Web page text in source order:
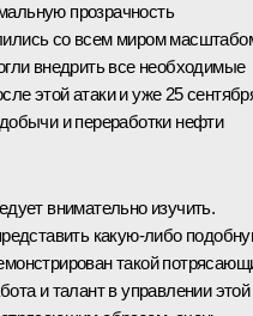
прозрачность
со всем миром
внедрить все необходимые
этой атаки и уже 25
и переработки нефти
внимательно изучить.
какую‑либо
такой
и талант в управлении этой